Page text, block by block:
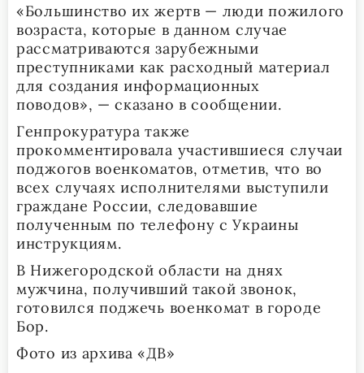
«Большинство их жертв — люди пожилого
возраста, которые в данном случае
рассматриваются зарубежными
преступниками как расходный материал
для создания информационных
поводов», — сказано в сообщении.
Генпрокуратура также
прокомментировала участившиеся случаи
поджогов военкоматов, отметив, что во
всех случаях исполнителями выступили
граждане России, следовавшие
полученным по телефону с Украины
инструкциям.
В Нижегородской области на днях
мужчина, получивший такой звонок,
готовился поджечь военкомат в городе
Бор.
Фото из архива «ДВ»